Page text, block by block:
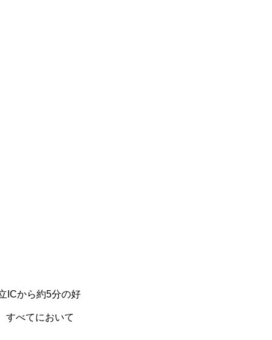
ICから約5分の好
すべてにおいて